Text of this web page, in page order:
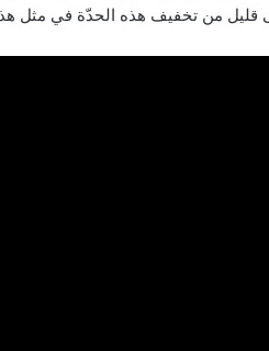
قليل من تخفيف هذه الحدّة في مثل